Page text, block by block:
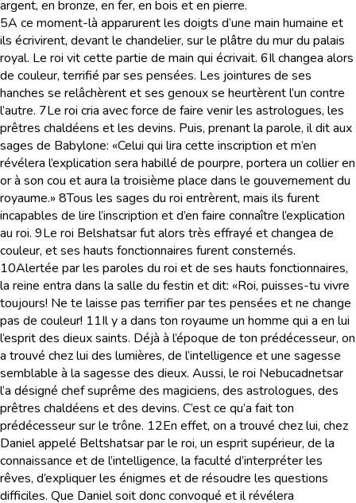
argent, en bronze, en fer, en bois et en pierre.
5A ce moment-là apparurent les doigts d’une main humaine et
ils écrivirent, devant le chandelier, sur le plâtre du mur du palais
royal. Le roi vit cette partie de main qui écrivait. 6Il changea alors
de couleur, terrifié par ses pensées. Les jointures de ses
hanches se relâchèrent et ses genoux se heurtèrent l’un contre
l’autre. 7Le roi cria avec force de faire venir les astrologues, les
prêtres chaldéens et les devins. Puis, prenant la parole, il dit aux
sages de Babylone: «Celui qui lira cette inscription et m’en
révélera l’explication sera habillé de pourpre, portera un collier en
or à son cou et aura la troisième place dans le gouvernement du
royaume.» 8Tous les sages du roi entrèrent, mais ils furent
incapables de lire l’inscription et d’en faire connaître l’explication
au roi. 9Le roi Belshatsar fut alors très effrayé et changea de
couleur, et ses hauts fonctionnaires furent consternés.
10Alertée par les paroles du roi et de ses hauts fonctionnaires,
la reine entra dans la salle du festin et dit: «Roi, puisses-tu vivre
toujours! Ne te laisse pas terrifier par tes pensées et ne change
pas de couleur! 11Il y a dans ton royaume un homme qui a en lui
l’esprit des dieux saints. Déjà à l’époque de ton prédécesseur, on
a trouvé chez lui des lumières, de l’intelligence et une sagesse
semblable à la sagesse des dieux. Aussi, le roi Nebucadnetsar
l’a désigné chef suprême des magiciens, des astrologues, des
prêtres chaldéens et des devins. C’est ce qu’a fait ton
prédécesseur sur le trône. 12En effet, on a trouvé chez lui, chez
Daniel appelé Beltshatsar par le roi, un esprit supérieur, de la
connaissance et de l’intelligence, la faculté d’interpréter les
rêves, d’expliquer les énigmes et de résoudre les questions
difficiles. Que Daniel soit donc convoqué et il révélera